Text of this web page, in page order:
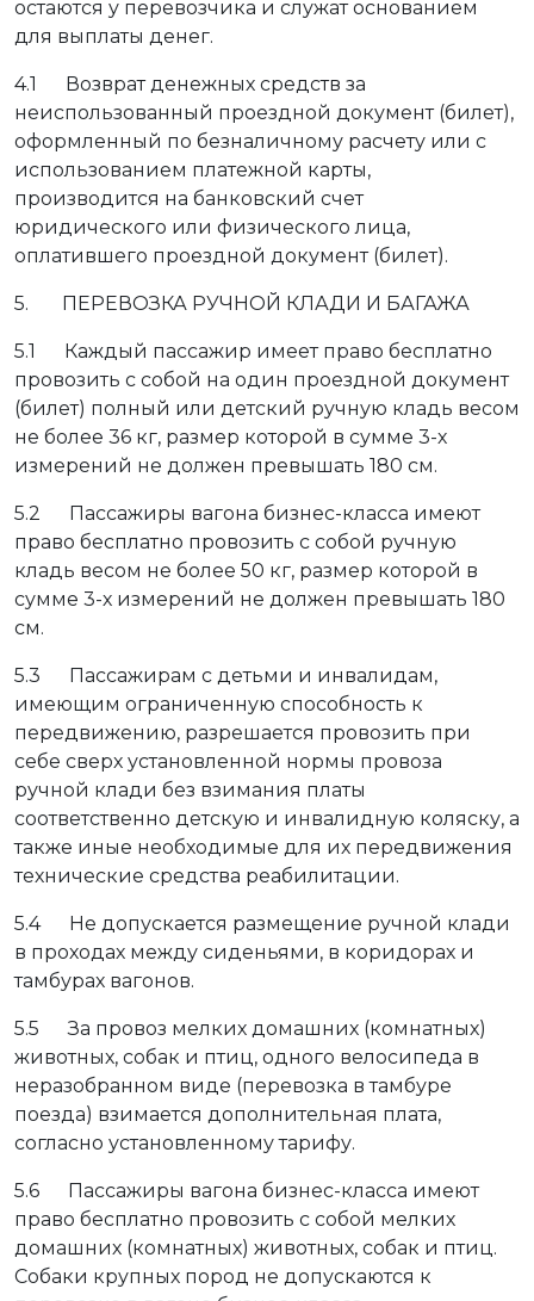
остаются у перевозчика и служат основанием
для выплаты денег.
4.1 Возврат денежных средств за
неиспользованный проездной документ (билет),
оформленный по безналичному расчету или с
использованием платежной карты,
производится на банковский счет
юридического или физического лица,
оплатившего проездной документ (билет).
5. ПЕРЕВОЗКА РУЧНОЙ КЛАДИ И БАГАЖА
5.1 Каждый пассажир имеет право бесплатно
провозить с собой на один проездной документ
(билет) полный или детский ручную кладь весом
не более 36 кг, размер которой в сумме 3-х
измерений не должен превышать 180 см.
5.2 Пассажиры вагона бизнес-класса имеют
право бесплатно провозить с собой ручную
кладь весом не более 50 кг, размер которой в
сумме 3-х измерений не должен превышать 180
см.
5.3 Пассажирам с детьми и инвалидам,
имеющим ограниченную способность к
передвижению, разрешается провозить при
себе сверх установленной нормы провоза
ручной клади без взимания платы
соответственно детскую и инвалидную коляску, а
также иные необходимые для их передвижения
технические средства реабилитации.
5.4 Не допускается размещение ручной клади
в проходах между сиденьями, в коридорах и
тамбурах вагонов.
5.5 За провоз мелких домашних (комнатных)
животных, собак и птиц, одного велосипеда в
неразобранном виде (перевозка в тамбуре
поезда) взимается дополнительная плата,
согласно установленному тарифу.
5.6 Пассажиры вагона бизнес-класса имеют
право бесплатно провозить с собой мелких
домашних (комнатных) животных, собак и птиц.
Собаки крупных пород не допускаются к